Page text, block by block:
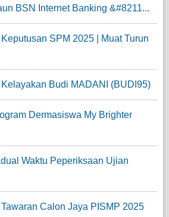
BSN Internet Banking &#8211...
SPM 2025 | Muat Turun
Budi MADANI (BUDI95)
Dermasiswa My Brighter
Waktu Peperiksaan Ujian
Calon Jaya PISMP 2025